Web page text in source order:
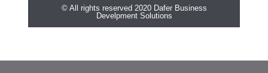
© All rights reserved 2020 Dafer Business
Develpment Solutions